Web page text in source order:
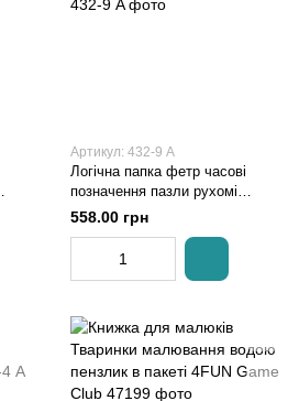
Артикул: 432-9 A
Логічна папка фетр часові
позначення пазли рухомі
шестерні застібки ремінці
липучки пряжки в коробці
558.00 грн